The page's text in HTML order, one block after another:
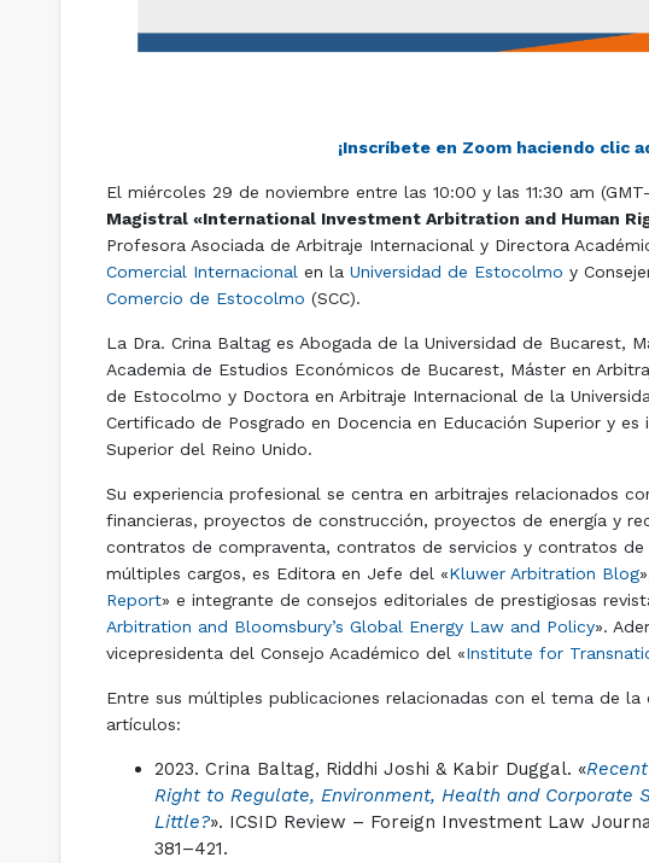
¡Inscríbete en Zoom haciendo clic
El miércoles 29 de noviembre entre las 10:00 y las 11:30 am
Magistral «International Investment Arbitration and Human
Profesora Asociada de Arbitraje Internacional y Directora
Comercial Internacional en laUniversidad de Estocolmo y
Comercio de Estocolmo (SCC).
La Dra. Crina Baltag es Abogada de la Universidad de Bucarest,
Academia de Estudios Económicos de Bucarest, Máster en
de Estocolmo y Doctora en Arbitraje Internacional de la
Certificado de Posgrado en Docencia en Educación Superior y
Superior del Reino Unido.
Su experiencia profesional se centra en arbitrajes relacionados
financieras, proyectos de construcción, proyectos de energía y
contratos de compraventa, contratos de servicios y contratos
múltiples cargos, es Editora en Jefe del «Kluwer Arbitration Blog
Report» e integrante de consejos editoriales de prestigiosas
Arbitration and Bloomsbury’s Global Energy Law and Policy».
vicepresidenta del Consejo Académico del «Institute for
Entre sus múltiples publicaciones relacionadas con el tema de
artículos:
2023. Crina Baltag, Riddhi Joshi & Kabir Duggal. «
Right to Regulate, Environment, Health and Corporate
Little?». ICSID Review – Foreign Investment Law
381–421.